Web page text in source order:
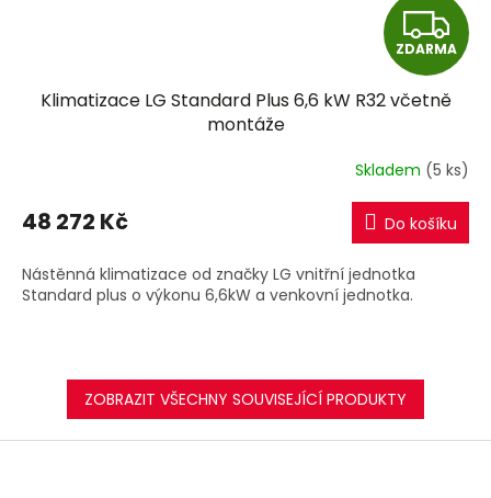
Z
D
A
R
M
A
ZDARMA
Klimatizace LG Standard Plus 6,6 kW R32 včetně
montáže
Skladem (5 ks)
48 272 Kč Do košíku
Nástěnná klimatizace od značky LG vnitřní jednotka
Standard plus o výkonu 6,6kW a venkovní jednotka.
ZOBRAZIT VŠECHNY SOUVISEJÍCÍ PRODUKTY
Z